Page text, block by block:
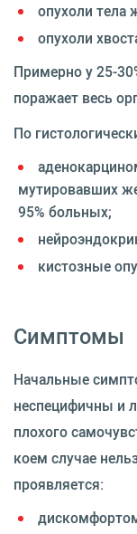
опухоли тела
опухоли
Примерно у 25-
поражает весь
По
мутировавших
95% больных;
кистозные
Симптомы
Начальные
неспецифичны и
плохого
коем случае
проявляется: